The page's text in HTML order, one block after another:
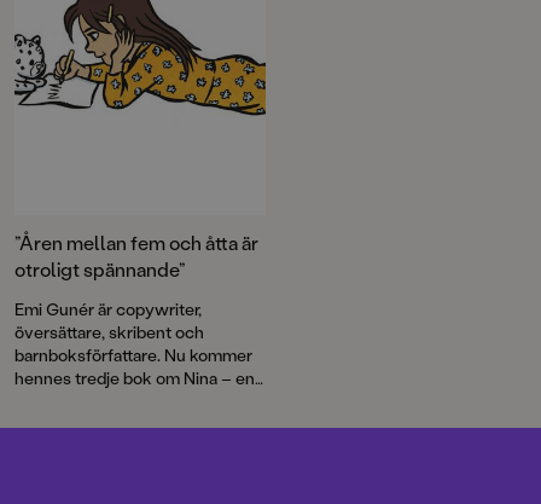
”Åren mellan fem och åtta är
otroligt spännande”
Emi Gunér är copywriter,
översättare, skribent och
barnboksförfattare. Nu kommer
hennes tredje bok om Nina – en
favorit hos de yngre läsarna.